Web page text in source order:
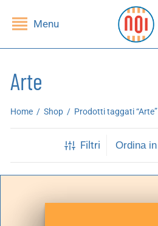
Menu
Arte
Home / Shop / Prodotti taggati “Arte”
Filtri
DI LETTURA